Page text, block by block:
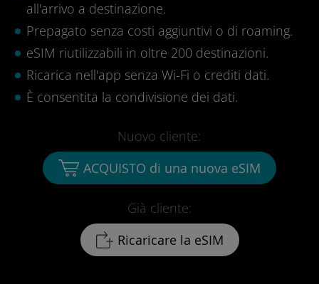
all'arrivo a destinazione.
Prepagato senza costi aggiuntivi o di roaming.
eSIM riutilizzabili in oltre 200 destinazioni.
Ricarica nell'app senza Wi-Fi o crediti dati.
È consentita la condivisione dei dati.
Già cliente:
Ricaricare la eSIM
Nuovo cliente:
ACQUISTO di una nuova eSIM